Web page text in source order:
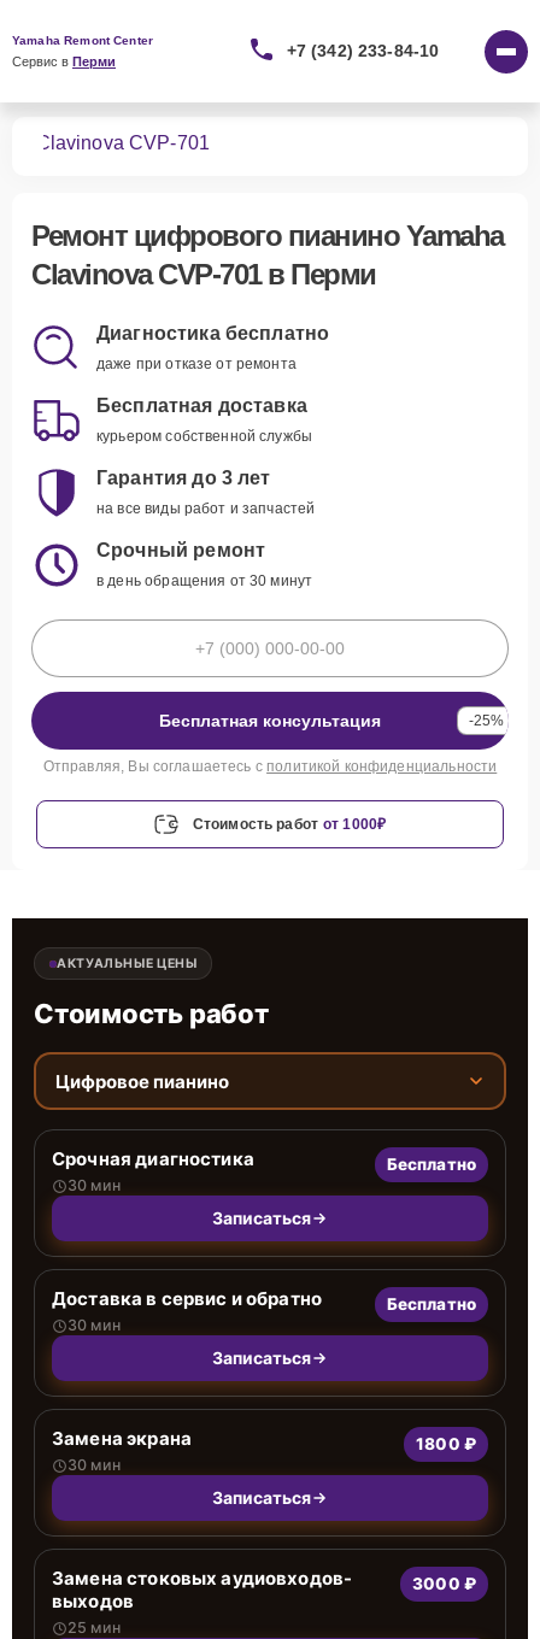
Yamaha Remont Center
Сервис в Перми
+7 (342) 233-84-10
Clavinova CVP-701
Ремонт цифрового пианино Yamaha
Clavinova CVP-701в Перми
Диагностика бесплатно
даже при отказе от ремонта
Бесплатная доставка
курьером собственной службы
Гарантия до 3 лет
на все виды работ и запчастей
Срочный ремонт
в день обращения от 30 минут
Бесплатная консультация -25%
Отправляя, Вы соглашаетесь с политикой конфиденциальности
Стоимость работ от 1000₽
АКТУАЛЬНЫЕ ЦЕНЫ
Стоимость работ
Цифровое пианино
Срочная диагностика
30 мин
Бесплатно
Записаться
Доставка в сервис и обратно
30 мин
Бесплатно
Записаться
Замена экрана
30 мин
1800 ₽
Записаться
Замена стоковых аудиовходов-
выходов
25 мин
3000 ₽